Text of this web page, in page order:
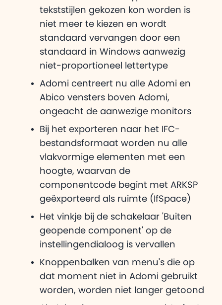
tekststijlen gekozen kon worden is
niet meer te kiezen en wordt
standaard vervangen door een
standaard in Windows aanwezig
niet-proportioneel lettertype
Adomi centreert nu alle Adomi en
Abico vensters boven Adomi,
ongeacht de aanwezige monitors
Bij het exporteren naar het IFC-
bestandsformaat worden nu alle
vlakvormige elementen met een
hoogte, waarvan de
componentcode begint met ARKSP
geëxporteerd als ruimte (IfSpace)
Het vinkje bij de schakelaar 'Buiten
geopende component' op de
instellingendialoog is vervallen
Knoppenbalken van menu's die op
dat moment niet in Adomi gebruikt
worden, worden niet langer getoond